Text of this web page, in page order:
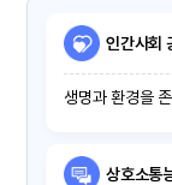
인간사회
생명과 환경을
상호소통